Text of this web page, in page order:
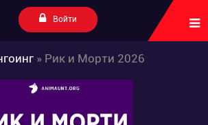
Войти
» Рик и Морти 2026